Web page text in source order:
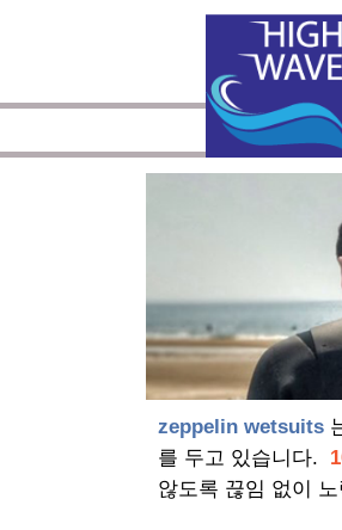
zeppelin wetsuits
를 두고 있습니다.
않도록 끊임 없이